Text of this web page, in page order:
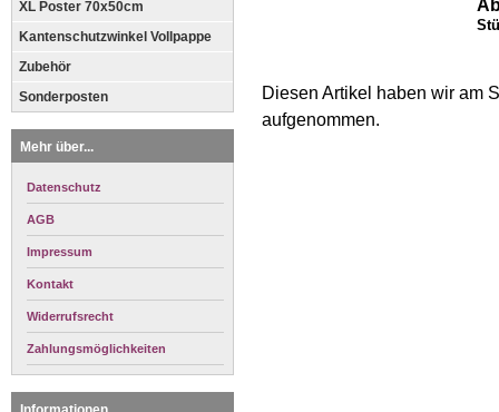
XL Poster 70x50cm
Kantenschutzwinkel Vollpappe
Zubehör
Sonderposten
Mehr über...
Datenschutz
AGB
Impressum
Kontakt
Widerrufsrecht
Zahlungsmöglichkeiten
Diesen Artikel haben wir am
aufgenommen.